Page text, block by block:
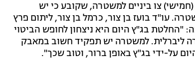
צו ביניים למשטרה, שקובע כי יש
עו"ד בועז בן צור, כרמל בן צור, ליתום פרץ
"החלטת בג"ץ היום היא ניצחון לחופש הביטוי
ליברלית. למשטרה יש תפקיד חשוב במאבק
על-ידי בג"ץ באופן ברור, וטוב שכך".